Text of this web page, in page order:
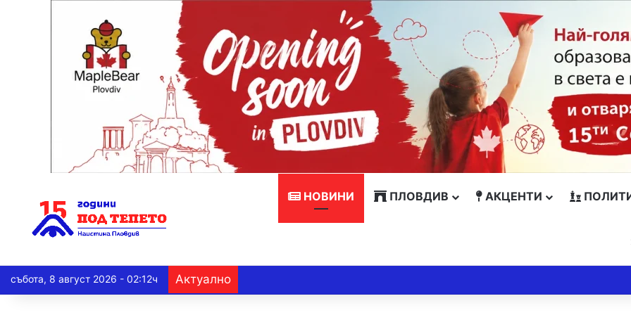
НОВИНИ ПЛОВДИВ АКЦЕНТИ
събота, 8 август 2026 - 02:12ч Актуално